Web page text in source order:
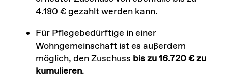
4.180 € gezahlt werden kann.
Für Pflegebedürftige in einer
Wohngemeinschaft ist es außerdem
möglich, den Zuschuss bis zu 16.720 € zu
kumulieren.